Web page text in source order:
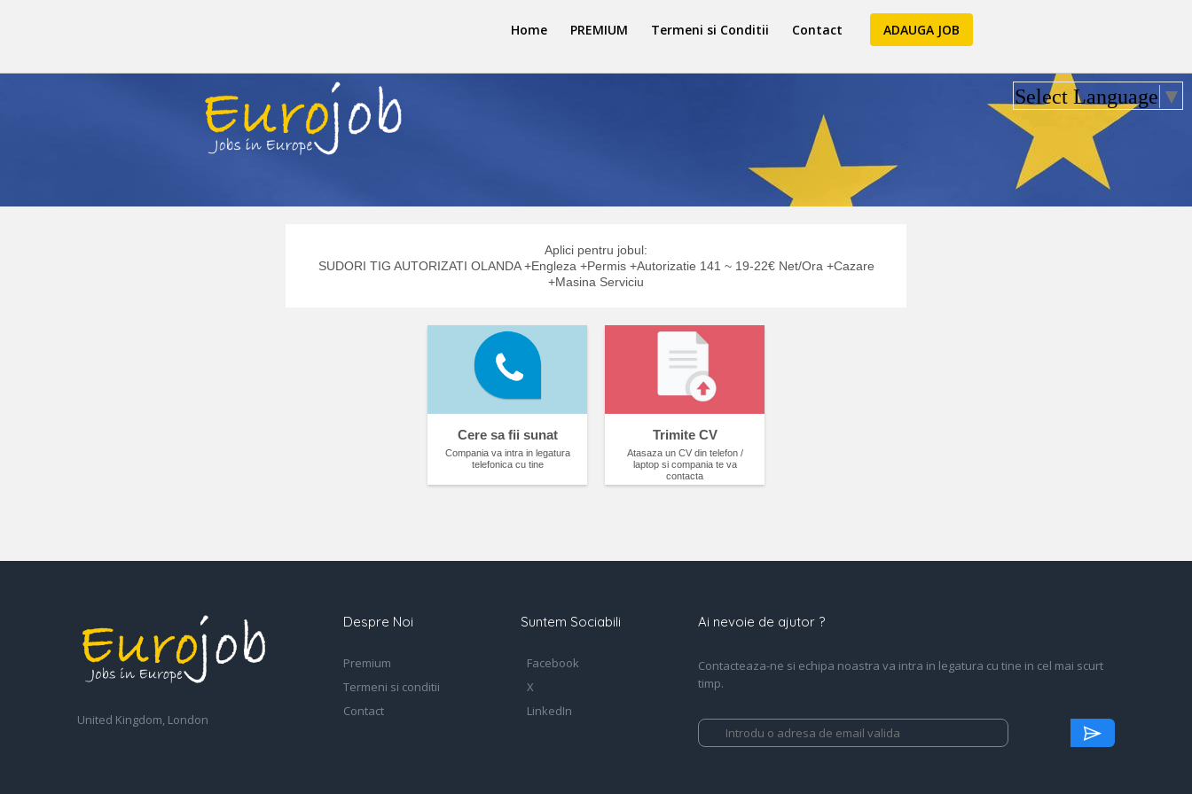
Home PREMIUM Termeni si Conditii Contact ADAUGA JOB
Select Language ▼
Aplici pentru jobul:
SUDORI TIG AUTORIZATI OLANDA +Engleza +Permis +Autorizatie 141 ~ 19-22€ Net/Ora +Cazare
+Masina Serviciu
Cere sa fii sunat
Compania va intra in legatura
telefonica cu tine
Trimite CV
Atasaza un CV din telefon /
laptop si compania te va
contacta
United Kingdom, London
Despre Noi
Premium
Termeni si conditii
Contact
Suntem Sociabili
Facebook
X
LinkedIn
Ai nevoie de ajutor ?
Contacteaza-ne si echipa noastra va intra in legatura cu tine in cel mai scurt
timp.